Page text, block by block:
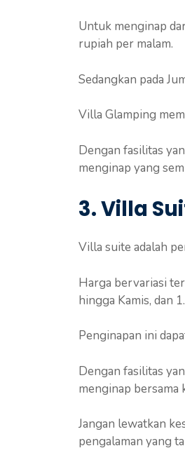
Untuk menginap
rupiah per malam.
Sedangkan pada
Villa Glamping
Dengan fasilitas
menginap yang
3. Villa
Villa suite adalah
Harga bervariasi
hingga Kamis, dan
Penginapan ini
Dengan fasilitas
menginap bersama
Jangan lewatkan
pengalaman yang